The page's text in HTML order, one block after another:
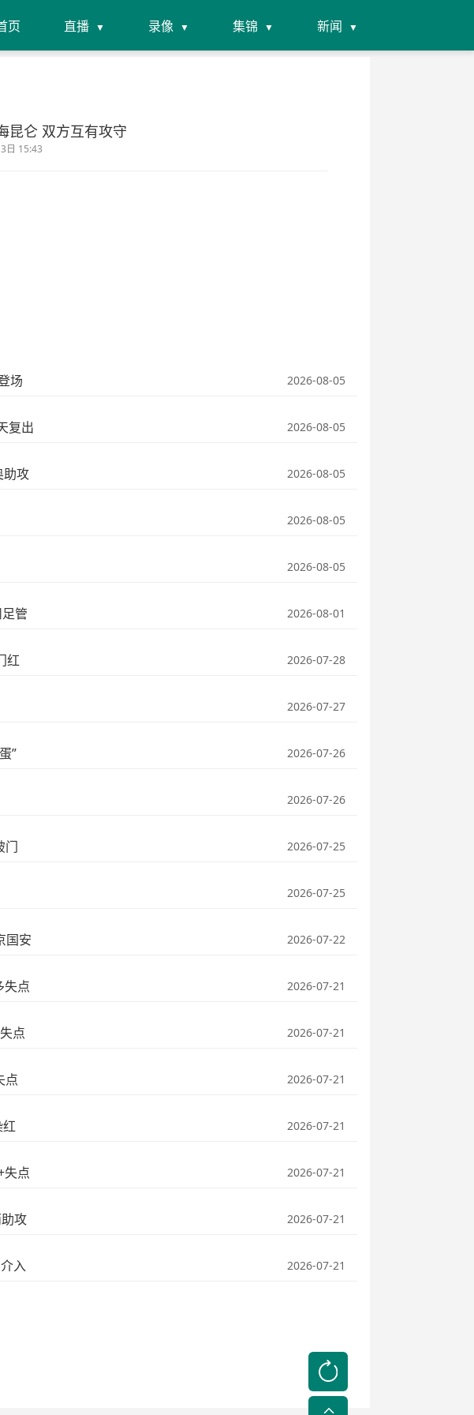
页 直播 录像 集锦 新闻
昆仑 双方互有攻守
日 15:43
场 2026-08-05
复出 2026-08-05
助攻 2026-08-05
2026-08-05
2026-08-05
管 2026-08-01
红 2026-07-28
2026-07-27
” 2026-07-26
2026-07-26
门 2026-07-25
2026-07-25
国安 2026-07-22
失点 2026-07-21
点 2026-07-21
点 2026-07-21
2026-07-21
失点 2026-07-21
攻 2026-07-21
入 2026-07-21